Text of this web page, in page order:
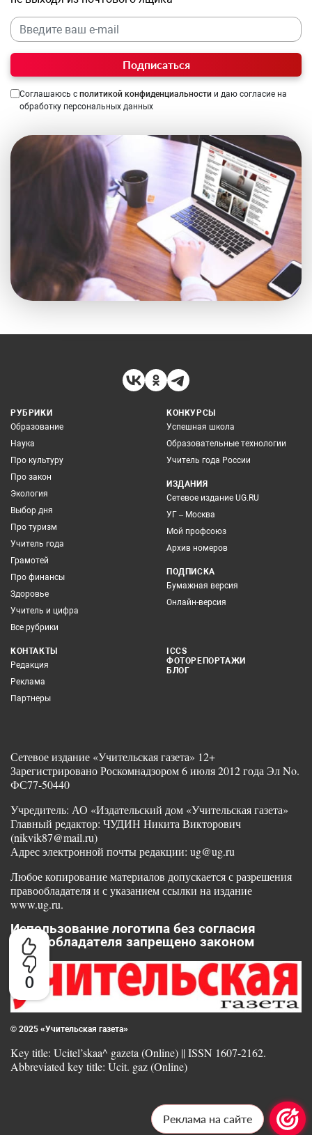
0
Подписаться
Соглашаюсь с политикой конфиденциальности и даю согласие на
обработку персональных данных
РУБРИКИ
Образование
Наука
Про культуру
Про закон
Экология
Выбор дня
Про туризм
Учитель года
Грамотей
Про финансы
Здоровье
Учитель и цифра
Все рубрики
КОНКУРСЫ
Успешная школа
Образовательные технологии
Учитель года России
ИЗДАНИЯ
Сетевое издание UG.RU
УГ – Москва
Мой профсоюз
Архив номеров
ПОДПИСКА
Бумажная версия
Онлайн-версия
КОНТАКТЫ
Редакция
Реклама
Партнеры
ICCS
ФОТОРЕПОРТАЖИ
БЛОГ
Сетевое издание «Учительская газета» 12+
Зарегистрировано Роскомнадзором 6 июля 2012 года Эл No.
ФС77-50440
Учредитель: АО «Издательский дом «Учительская газета»
Главный редактор: ЧУДИН Никита Викторович
(nikvik87@mail.ru)
Адрес электронной почты редакции: ug@ug.ru
Любое копирование материалов допускается с разрешения
правообладателя и с указанием ссылки на издание
www.ug.ru.
Использование логотипа без согласия
правообладателя запрещено законом
© 2025 «Учительская газета»
Key title: Ucitel’skaa^ gazeta (Online) || ISSN 1607-2162.
Abbreviated key title: Ucit. gaz (Online)
Реклама на сайте